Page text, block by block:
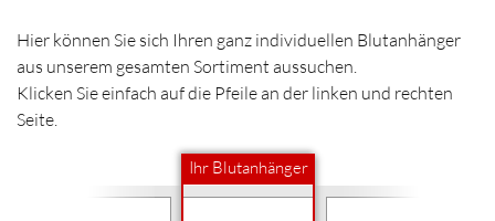
Hier können Sie sich Ihren ganz individuellen Blutanhänger
aus unserem gesamten Sortiment aussuchen.
Klicken Sie einfach auf die Pfeile an der linken und rechten
Seite.
Ihr Blutanhänger